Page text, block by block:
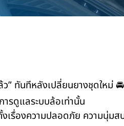
” ทันทีหลังเปลี่ยนยางชุดใหม่
รดูแลระบบล้อเท่านั้น
งเรื่องความปลอดภัย ความนุ่